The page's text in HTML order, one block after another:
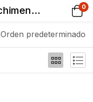
Tagged: "marco chimenea gris" 0
Orden predeterminado